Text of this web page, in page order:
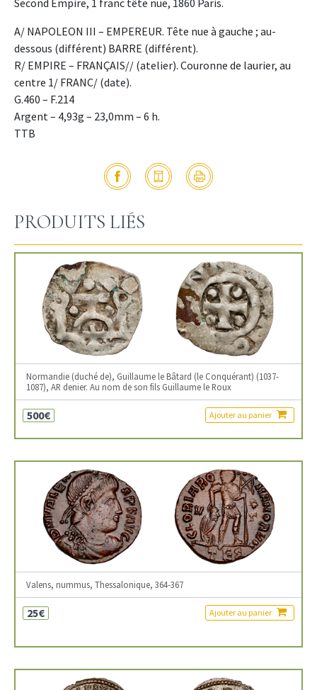
Second Empire, 1 franc tête nue, 1860 Paris.
A/ NAPOLEON III – EMPEREUR. Tête nue à gauche ; au-
dessous (différent) BARRE (différent).
R/ EMPIRE – FRANÇAIS// (atelier). Couronne de laurier, au
centre 1/ FRANC/ (date).
G.460 – F.214
Argent – 4,93g – 23,0mm – 6 h.
TTB
PRODUITS LIÉS
Normandie (duché de), Guillaume le Bâtard (le Conquérant) (1037-
1087), AR denier. Au nom de son fils Guillaume le Roux
500€ Ajouter au panier
Valens, nummus, Thessalonique, 364-367
25€ Ajouter au panier